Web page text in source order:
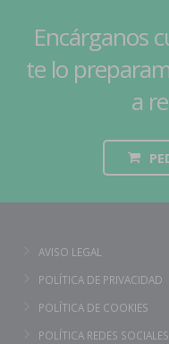
Encárganos
te lo
a
AVISO LEGAL
POLÍTICA DE PRIVACIDAD
POLÍTICA DE COOKIES
POLÍTICA REDES SOCIALES